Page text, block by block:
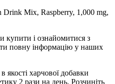
Mix, Raspberry, 1,000 mg,
купити і ознайомитися з
повну інформацію у наших
в якості харчової добавки
2 рази на день. Розчиніть